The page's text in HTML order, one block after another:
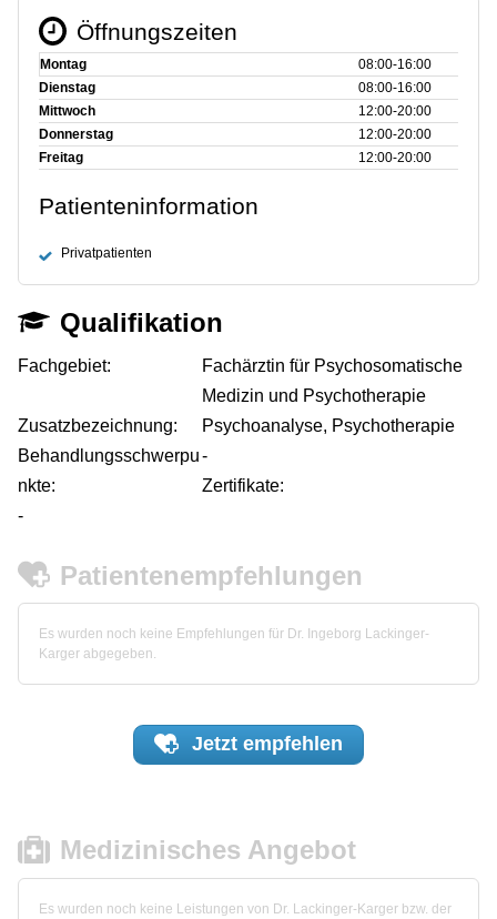
Öffnungszeiten
Montag
08:00‑16:00
Dienstag
08:00‑16:00
Mittwoch
12:00‑20:00
Donnerstag
12:00‑20:00
Freitag
12:00‑20:00
Patienteninformation
Privatpatienten
Qualifikation
Fachgebiet:
Fachärztin für Psychosomatische
Medizin und Psychotherapie
Zusatzbezeichnung:
Psychoanalyse, Psychotherapie
Behandlungsschwerpu
nkte:
-
Zertifikate:
-
Patientenempfehlungen
Es wurden noch keine Empfehlungen für Dr. Ingeborg Lackinger-
Karger abgegeben.
Jetzt empfehlen
Medizinisches Angebot
Es wurden noch keine Leistungen von Dr. Lackinger-Karger bzw. der